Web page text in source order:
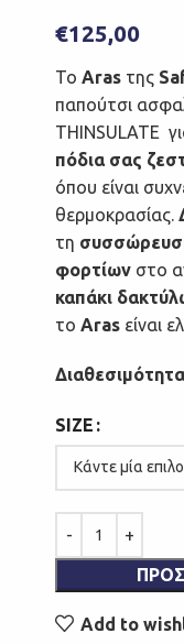
€125,00
Το Aras της
παπούτσι
THINSULATE
πόδια σας
όπου είναι
θερμοκρασίας.
τη
φορτίων στο
καπάκι
το Aras είναι
SIZE
Add to